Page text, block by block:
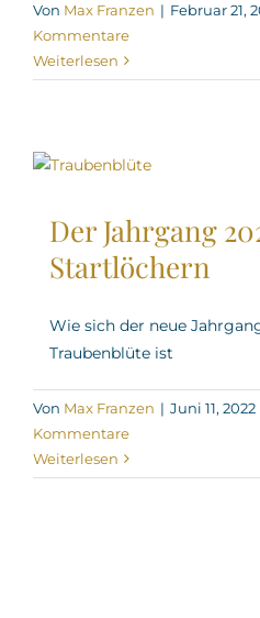
Von Max Franzen | Februar 21,
Kommentare
Weiterlesen
Der Jahrgang
Startlöchern
Wie sich der neue
Traubenblüte ist
Von Max Franzen | Juni 11, 2022
Kommentare
Weiterlesen